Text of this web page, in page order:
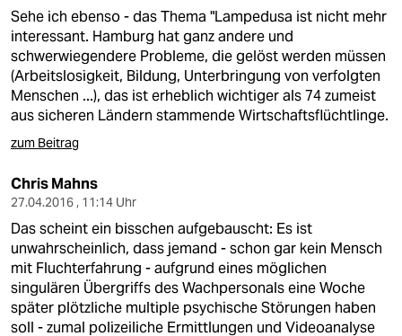
Sehe ich ebenso - das Thema "Lampedusa ist nicht mehr
interessant. Hamburg hat ganz andere und
schwerwiegendere Probleme, die gelöst werden müssen
(Arbeitslosigkeit, Bildung, Unterbringung von verfolgten
Menschen ...), das ist erheblich wichtiger als 74 zumeist
aus sicheren Ländern stammende Wirtschaftsflüchtlinge.
zum Beitrag
Chris Mahns
27.04.2016 , 11:14 Uhr
Das scheint ein bisschen aufgebauscht: Es ist
unwahrscheinlich, dass jemand - schon gar kein Mensch
mit Fluchterfahrung - aufgrund eines möglichen
singulären Übergriffs des Wachpersonals eine Woche
später plötzliche multiple psychische Störungen haben
soll - zumal polizeiliche Ermittlungen und Videoanalyse